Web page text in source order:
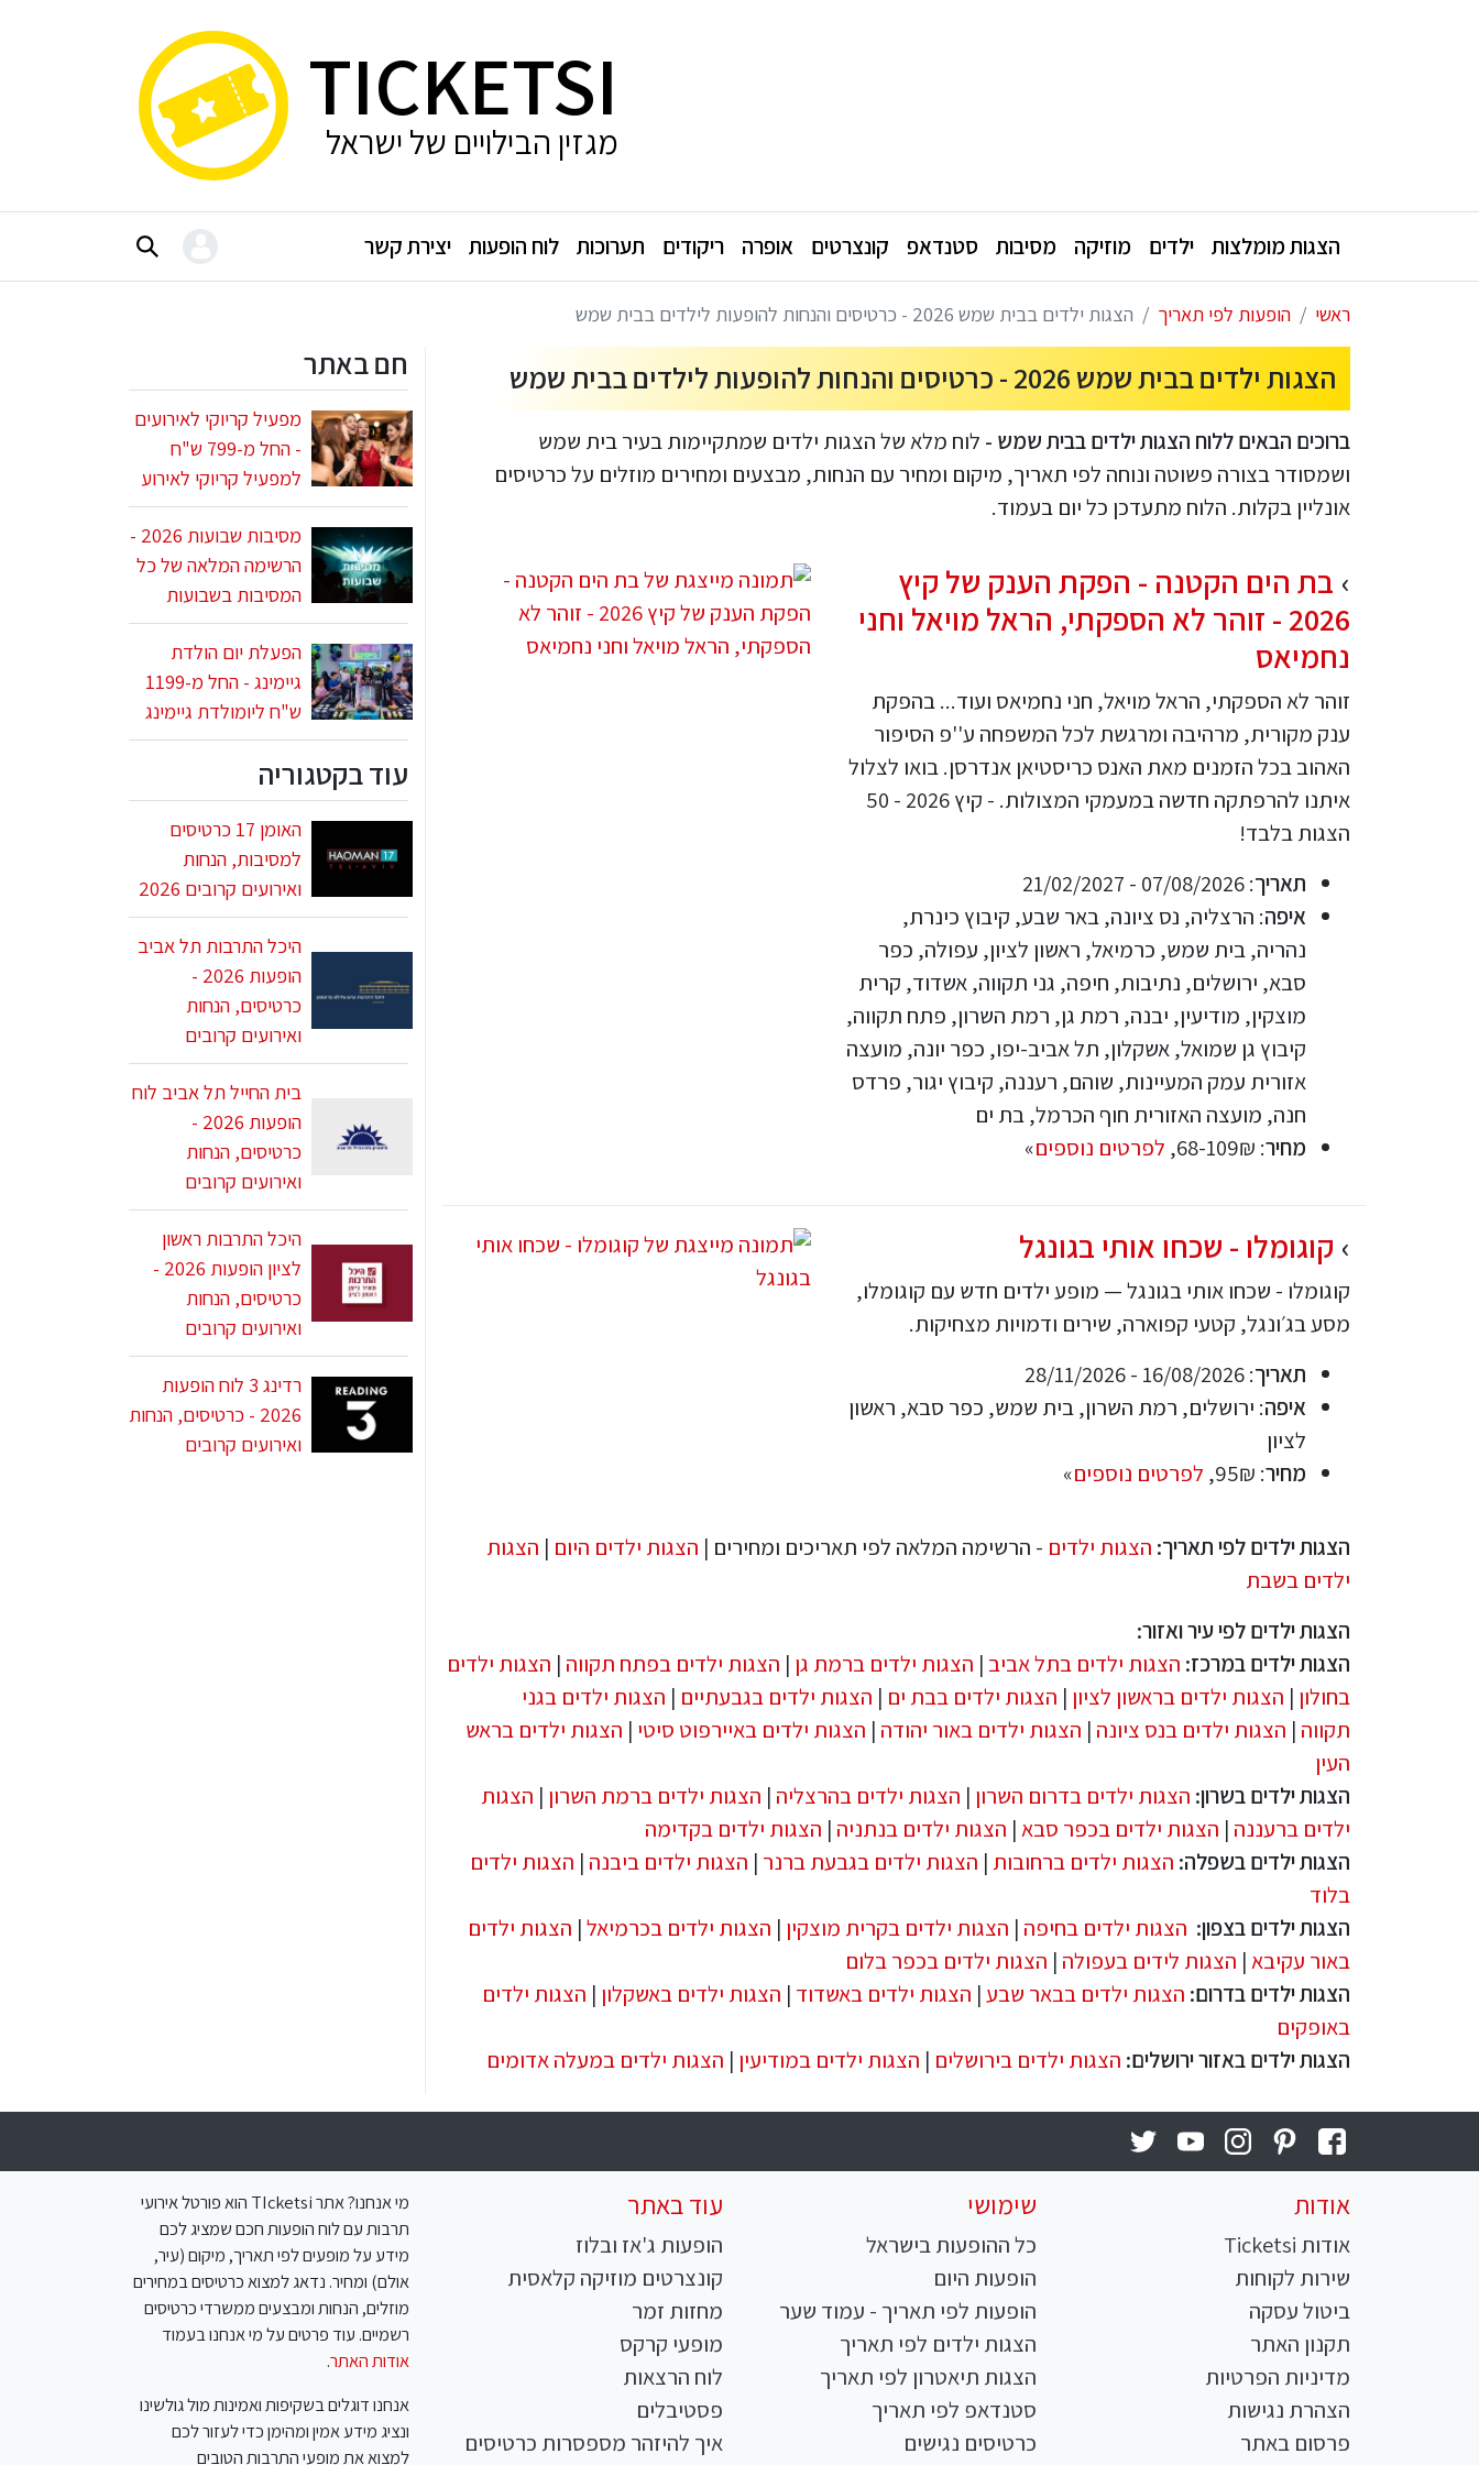
TICKETSI
מגזין הבילויים של ישראל
הצגות מומלצות ילדים מוזיקה מסיבות סטנדאפ קונצרטים אופרה ריקודים תערוכות לוח הופעות יצירת קשר
ראשי הופעות לפי תאריך הצגות ילדים בבית שמש 2026 - כרטיסים והנחות להופעות לילדים בבית שמש
הצגות ילדים בבית שמש 2026 - כרטיסים והנחות להופעות לילדים בבית שמש
ברוכים הבאים ללוח הצגות ילדים בבית שמש - לוח מלא של הצגות ילדים שמתקיימות בעיר בית שמש
ושמסודר בצורה פשוטה ונוחה לפי תאריך, מיקום ומחיר עם הנחות, מבצעים ומחירים מוזלים על כרטיסים
אונליין בקלות. הלוח מתעדכן כל יום בעמוד.
בת הים הקטנה - הפקת הענק של קיץ
2026 - זוהר לא הספקתי, הראל מויאל וחני
נחמיאס
זוהר לא הספקתי, הראל מויאל, חני נחמיאס ועוד... בהפקת
ענק מקורית, מרהיבה ומרגשת לכל המשפחה ע''פ הסיפור
האהוב בכל הזמנים מאת האנס כריסטיאן אנדרסן. בואו לצלול
איתנו להרפתקה חדשה במעמקי המצולות. - קיץ 2026 - 50
הצגות בלבד!
תאריך: 07/08/2026 - 21/02/2027
איפה: הרצליה, נס ציונה, באר שבע, קיבוץ כינרת,
נהריה, בית שמש, כרמיאל, ראשון לציון, עפולה, כפר
סבא, ירושלים, נתיבות, חיפה, גני תקווה, אשדוד, קרית
מוצקין, מודיעין, יבנה, רמת גן, רמת השרון, פתח תקווה,
קיבוץ גן שמואל, אשקלון, תל אביב-יפו, כפר יונה, מועצה
אזורית עמק המעיינות, שוהם, רעננה, קיבוץ יגור, פרדס
חנה, מועצה האזורית חוף הכרמל, בת ים
מחיר: 68-109₪, לפרטים נוספים»
קוגומלו - שכחו אותי בגונגל
קוגומלו - שכחו אותי בגונגל — מופע ילדים חדש עם קוגומלו,
מסע בג׳ונגל, קטעי קפוארה, שירים ודמויות מצחיקות.
תאריך: 16/08/2026 - 28/11/2026
איפה: ירושלים, רמת השרון, בית שמש, כפר סבא, ראשון
לציון
מחיר: 95₪, לפרטים נוספים»
הצגות ילדים לפי תאריך: הצגות ילדים - הרשימה המלאה לפי תאריכים ומחירים | הצגות ילדים היום | הצגות
ילדים בשבת
הצגות ילדים לפי עיר ואזור:
הצגות ילדים במרכז: הצגות ילדים בתל אביב | הצגות ילדים ברמת גן | הצגות ילדים בפתח תקווה | הצגות ילדים
בחולון | הצגות ילדים בראשון לציון | הצגות ילדים בבת ים | הצגות ילדים בגבעתיים | הצגות ילדים בגני
תקווה | הצגות ילדים בנס ציונה | הצגות ילדים באור יהודה | הצגות ילדים באיירפוט סיטי | הצגות ילדים בראש
העין
הצגות ילדים בשרון: הצגות ילדים בדרום השרון | הצגות ילדים בהרצליה | הצגות ילדים ברמת השרון | הצגות
ילדים ברעננה | הצגות ילדים בכפר סבא| הצגות ילדים בנתניה | הצגות ילדים בקדימה
הצגות ילדים בשפלה: הצגות ילדים ברחובות | הצגות ילדים בגבעת ברנר | הצגות ילדים ביבנה | הצגות ילדים
בלוד
הצגות ילדים בצפון: הצגות ילדים בחיפה | הצגות ילדים בקרית מוצקין | הצגות ילדים בכרמיאל| הצגות ילדים
באור עקיבא| הצגות לידים בעפולה | הצגות ילדים בכפר בלום
הצגות ילדים בדרום: הצגות ילדים בבאר שבע| הצגות ילדים באשדוד | הצגות ילדים באשקלון | הצגות ילדים
באופקים
הצגות ילדים באזור ירושלים: הצגות ילדים בירושלים | הצגות ילדים במודיעין | הצגות ילדים במעלה אדומים
חם באתר
מפעיל קריוקי לאירועים
- החל מ-799 ש"ח
למפעיל קריוקי לאירוע
מסיבות שבועות 2026 -
הרשימה המלאה של כל
המסיבות בשבועות
הפעלת יום הולדת
גיימינג - החל מ-1199
ש"ח ליומולדת גיימינג
עוד בקטגוריה
האומן 17 כרטיסים
למסיבות, הנחות
ואירועים קרובים 2026
היכל התרבות תל אביב
הופעות 2026 -
כרטיסים, הנחות
ואירועים קרובים
בית החייל תל אביב לוח
הופעות 2026 -
כרטיסים, הנחות
ואירועים קרובים
היכל התרבות ראשון
לציון הופעות 2026 -
כרטיסים, הנחות
ואירועים קרובים
רדינג 3 לוח הופעות
2026 - כרטיסים, הנחות
ואירועים קרובים
אודות
אודות Ticketsi
שירות לקוחות
ביטול עסקה
תקנון האתר
מדיניות הפרטיות
הצהרת נגישות
פרסום באתר
שימושי
כל ההופעות בישראל
הופעות היום
הופעות לפי תאריך - עמוד שער
הצגות ילדים לפי תאריך
הצגות תיאטרון לפי תאריך
סטנדאפ לפי תאריך
כרטיסים נגישים
עוד באתר
הופעות ג'אז ובלוז
קונצרטים מוזיקה קלאסית
מחזות זמר
מופעי קרקס
לוח הרצאות
פסטיבלים
איך להיזהר מספסרות כרטיסים
מי אנחנו? אתר TIcketsi הוא פורטל אירועי
תרבות עם לוח הופעות חכם שמציג לכם
מידע על מופעים לפי תאריך, מיקום (עיר,
אולם) ומחיר. נדאג למצוא כרטיסים במחירים
מוזלים, הנחות ומבצעים ממשרדי כרטיסים
רשמיים. עוד פרטים על מי אנחנו בעמוד
אודות האתר.
אנחנו דוגלים בשקיפות ואמינות מול גולשינו
ונציג מידע אמין ומהימן כדי לעזור לכם
למצוא את מופעי התרבות הטובים